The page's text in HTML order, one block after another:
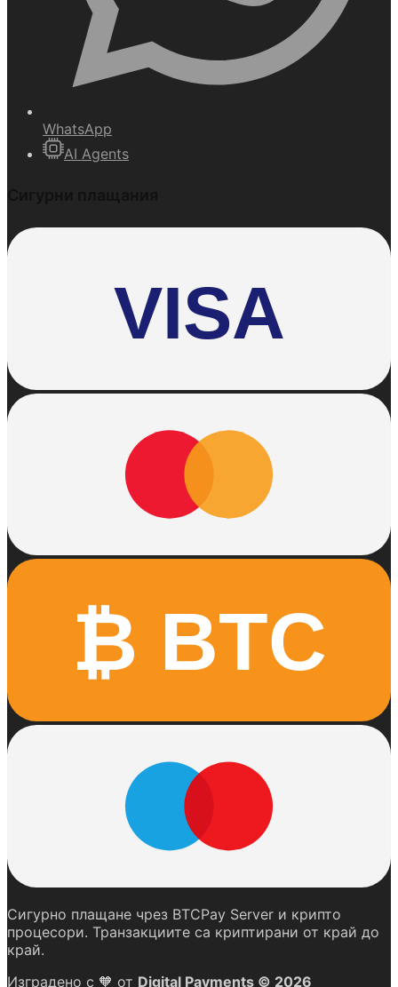
WhatsApp
AI Agents
VISA
₿ BTC
Сигурно плащане чрез BTCPay Server и крипто
процесори. Транзакциите са криптирани от край до
край.
Изградено с 🧡 от Digital Payments © 2026